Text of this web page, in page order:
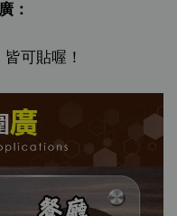
：
可貼喔！